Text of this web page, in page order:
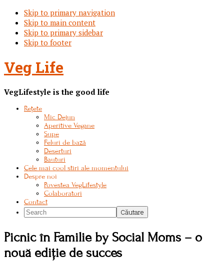
Skip to primary navigation
Skip to main content
Skip to primary sidebar
Skip to footer
Veg Life
VegLifestyle is the good life
Rețete
Mic Dejun
Aperitive Vegane
Supe
Feluri de bază
Deserturi
Bauturi
Cele mai cool stiri ale momentului
Despre noi
Povestea VegLifestyle
Colaboratori
Contact
Search
Picnic în Familie by Social Moms – o
nouă ediție de succes